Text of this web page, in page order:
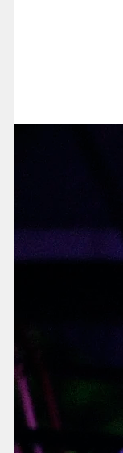
nord
verlag
veranstaltungen
abo
genossenschaft